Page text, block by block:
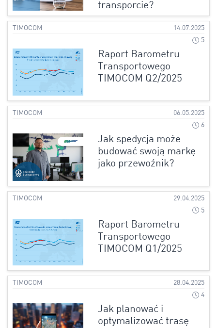
transporcie?
TIMOCOM
14.07.2025
5
Raport Barometru
Transportowego
TIMOCOM Q2/2025
TIMOCOM
06.05.2025
6
Jak spedycja może
budować swoją markę
jako przewoźnik?
TIMOCOM
29.04.2025
5
Raport Barometru
Transportowego
TIMOCOM Q1/2025
TIMOCOM
28.04.2025
4
Jak planować i
optymalizować trasę